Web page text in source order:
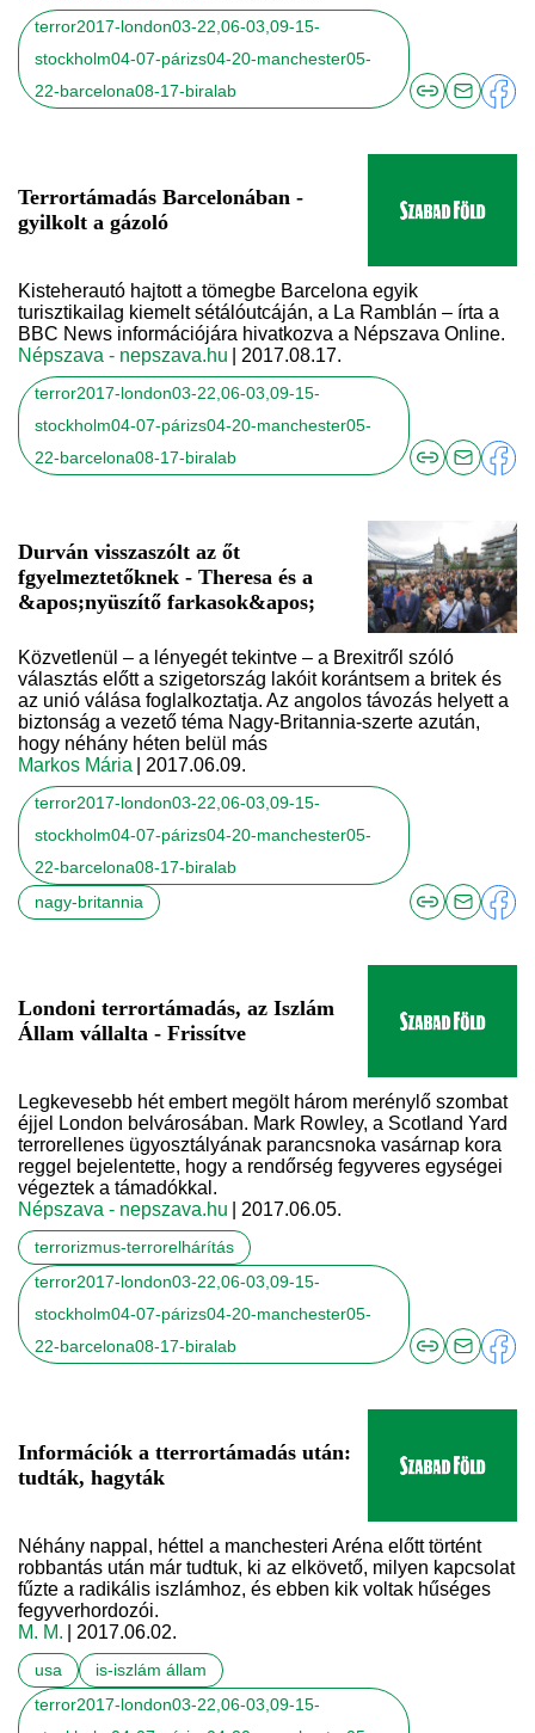
terror2017-london03-22,06-03,09-15-
stockholm04-07-párizs04-20-manchester05-
22-barcelona08-17-biralab
Terrortámadás Barcelonában -
gyilkolt a gázoló
Kisteherautó hajtott a tömegbe Barcelona egyik
turisztikailag kiemelt sétálóutcáján, a La Ramblán – írta a
BBC News információjára hivatkozva a Népszava Online.
Népszava - nepszava.hu
| 2017.08.17.
terror2017-london03-22,06-03,09-15-
stockholm04-07-párizs04-20-manchester05-
22-barcelona08-17-biralab
Durván visszaszólt az őt
fgyelmeztetőknek - Theresa és a
&apos;nyüszítő farkasok&apos;
Közvetlenül – a lényegét tekintve – a Brexitről szóló
választás előtt a szigetország lakóit korántsem a britek és
az unió válása foglalkoztatja. Az angolos távozás helyett a
biztonság a vezető téma Nagy-Britannia-szerte azután,
hogy néhány héten belül más
Markos Mária
| 2017.06.09.
terror2017-london03-22,06-03,09-15-
stockholm04-07-párizs04-20-manchester05-
22-barcelona08-17-biralab
nagy-britannia
Londoni terrortámadás, az Iszlám
Állam vállalta - Frissítve
Legkevesebb hét embert megölt három merénylő szombat
éjjel London belvárosában. Mark Rowley, a Scotland Yard
terrorellenes ügyosztályának parancsnoka vasárnap kora
reggel bejelentette, hogy a rendőrség fegyveres egységei
végeztek a támadókkal.
Népszava - nepszava.hu
| 2017.06.05.
terrorizmus-terrorelhárítás
terror2017-london03-22,06-03,09-15-
stockholm04-07-párizs04-20-manchester05-
22-barcelona08-17-biralab
Információk a tterrortámadás után:
tudták, hagyták
Néhány nappal, héttel a manchesteri Aréna előtt történt
robbantás után már tudtuk, ki az elkövető, milyen kapcsolat
fűzte a radikális iszlámhoz, és ebben kik voltak hűséges
fegyverhordozói.
M. M.
| 2017.06.02.
usa
is-iszlám állam
terror2017-london03-22,06-03,09-15-